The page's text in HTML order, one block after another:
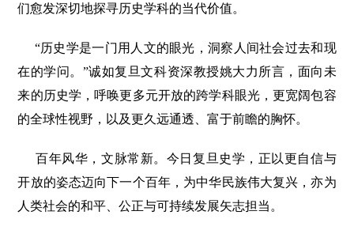
们愈发深切地探寻历史学科的当代价值。
“历史学是一门用人文的眼光，洞察人间社会过去和现
在的学问。”诚如复旦文科资深教授姚大力所言，面向未
来的历史学，呼唤更多元开放的跨学科眼光，更宽阔包容
的全球性视野，以及更久远通透、富于前瞻的胸怀。
百年风华，文脉常新。今日复旦史学，正以更自信与
开放的姿态迈向下一个百年，为中华民族伟大复兴，亦为
人类社会的和平、公正与可持续发展矢志担当。